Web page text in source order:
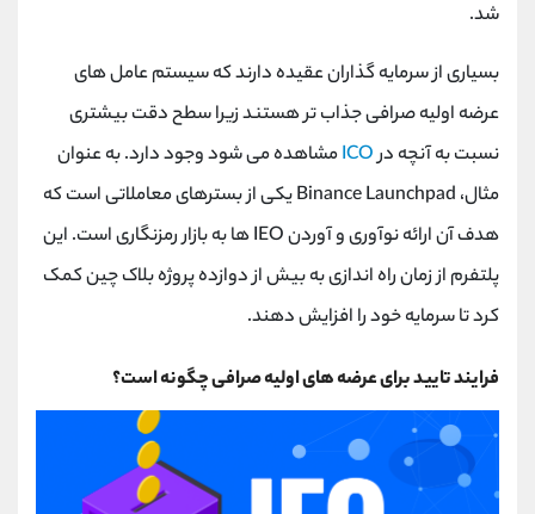
شد.
بسیاری از سرمایه گذاران عقیده دارند که سیستم عامل های
عرضه اولیه صرافی جذاب تر هستند زیرا سطح دقت بیشتری
نسبت به آنچه درICOمشاهده می شود وجود دارد. به عنوان
مثال، Binance Launchpad یکی از بسترهای معاملاتی است که
هدف آن ارائه نوآوری و آوردن IEO ها به بازار رمزنگاری است. این
پلتفرم از زمان راه اندازی به بیش از دوازده پروژه بلاک چین کمک
کرد تا سرمایه خود را افزایش دهند.
فرایند تایید برای عرضه های اولیه صرافی چگونه است؟